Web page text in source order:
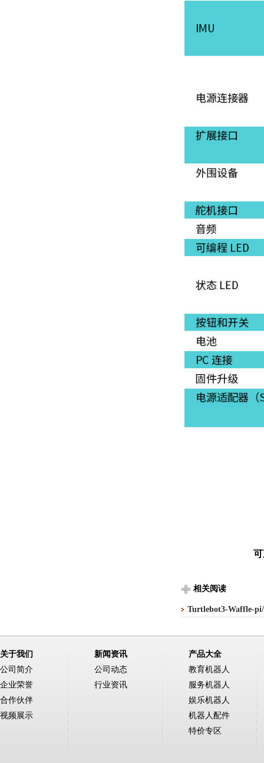
相关阅读
Turtlebot3-Waffle-
关于我们
公司简介
企业荣誉
合作伙伴
视频展示
新闻资讯
公司动态
行业资讯
产品大全
教育机器人
服务机器人
娱乐机器人
机器人配件
特价专区